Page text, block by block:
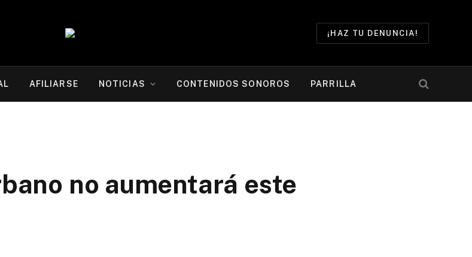
¡HAZ TU DENUNCIA!
AFILIARSE NOTICIAS CONTENIDOS SONOROS PARRILLA
no aumentará este